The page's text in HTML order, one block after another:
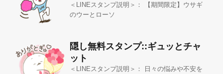
＜LINEスタンプ説明＞： 【期間限定】ウサギ
のウーとローソ
隠し無料スタンプ::ギュッとチャ
ット
＜LINEスタンプ説明＞： 日々の悩みや不安を